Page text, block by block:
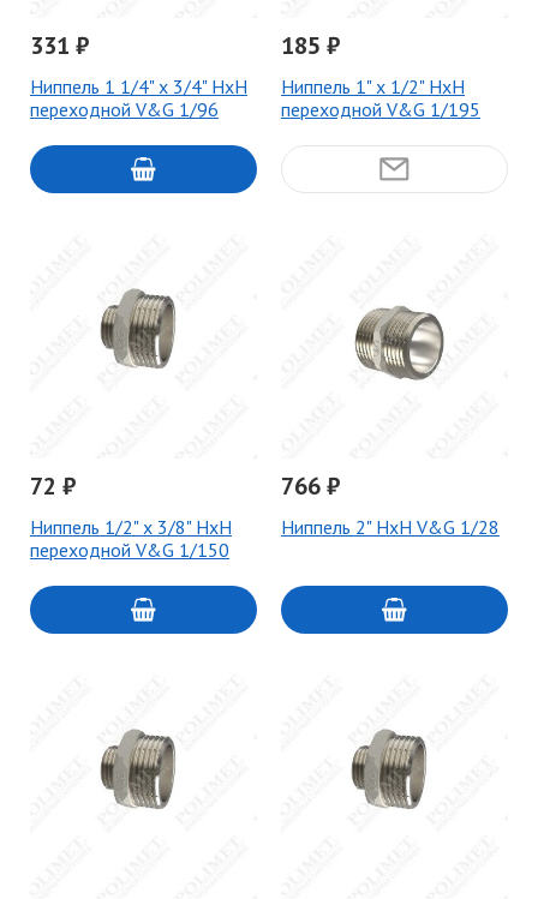
331 ₽
Ниппель 1 1/4" х 3/4" НxН
переходной V&G 1/96
185 ₽
Ниппель 1" x 1/2" НxН
переходной V&G 1/195
72 ₽
Ниппель 1/2" x 3/8" НxН
переходной V&G 1/150
766 ₽
Ниппель 2" НxН V&G 1/28